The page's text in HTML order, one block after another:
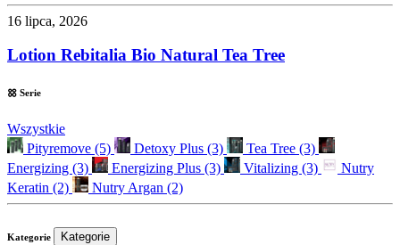
16 lipca, 2026
Lotion Rebitalia Bio Natural Tea Tree
Serie
Wszystkie
Pityremove (5) Detoxy Plus (3) Tea Tree (3)
Energizing (3) Energizing Plus (3) Vitalizing (3)
Nutry
Keratin (2) Nutry Argan (2)
Kategorie Kategorie